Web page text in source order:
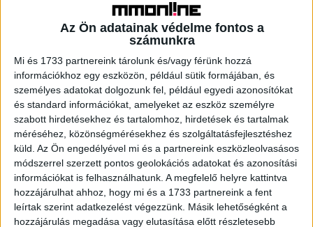
Az Ön adatainak védelme fontos a
számunkra
Mi és 1733 partnereink tárolunk és/vagy férünk hozzá
információkhoz egy eszközön, például sütik formájában, és
személyes adatokat dolgozunk fel, például egyedi azonosítókat
és standard információkat, amelyeket az eszköz személyre
szabott hirdetésekhez és tartalomhoz, hirdetések és tartalmak
méréséhez, közönségmérésekhez és szolgáltatásfejlesztéshez
küld. Az Ön engedélyével mi és a partnereink eszközleolvasásos
módszerrel szerzett pontos geolokációs adatokat és azonosítási
információkat is felhasználhatunk. A megfelelő helyre kattintva
hozzájárulhat ahhoz, hogy mi és a 1733 partnereink a fent
leírtak szerint adatkezelést végezzünk. Másik lehetőségként a
hozzájárulás megadása vagy elutasítása előtt részletesebb
25-én, a K&H Csoport budapesti székházában tartotta a
nagyszabású UnionPay kártyaelfogadási megállapodás
Sokat költöttek külföldön a magyarok